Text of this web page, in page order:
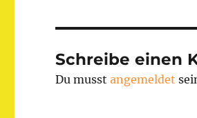
Schreibe einen
Du musstangemeldet